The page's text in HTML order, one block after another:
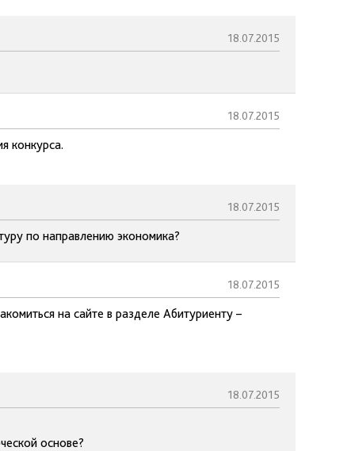
18.07.2015
18.07.2015
конкурса.
18.07.2015
по направлению экономика?
18.07.2015
на сайте в разделе Абитуриенту –
18.07.2015
основе?